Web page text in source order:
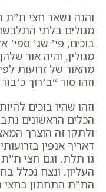
והנה נשאר חצי ת”ת
מגולים בלתי
בוכים, פי’ שג’ ספי’
מגולין, והיה אור
מהאור של זרועות
וזהו סוד “ב’רוך
וזהו שהיו בוכים
הכלים הראשונים
ולתקן זה הוצרך
דאריך אנפין
גו תלת. וגם חצי
העליון. ונצח נכלל
הת”ת התחתון בחצי